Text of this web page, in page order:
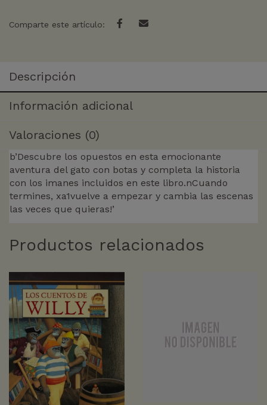
Comparte este artículo:
Descripción
Información adicional
Valoraciones (0)
b’Descubre los opuestos en esta emocionante
aventura del gato con botas y completa la historia
con los imanes incluidos en este libro.nCuando
termines, xa1vuelve a empezar y cambia las escenas
las veces que quieras!’
Productos relacionados